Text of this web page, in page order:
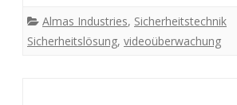
Almas Industries, Sicherheitstechnik
Sicherheitslösung, videoüberwachung